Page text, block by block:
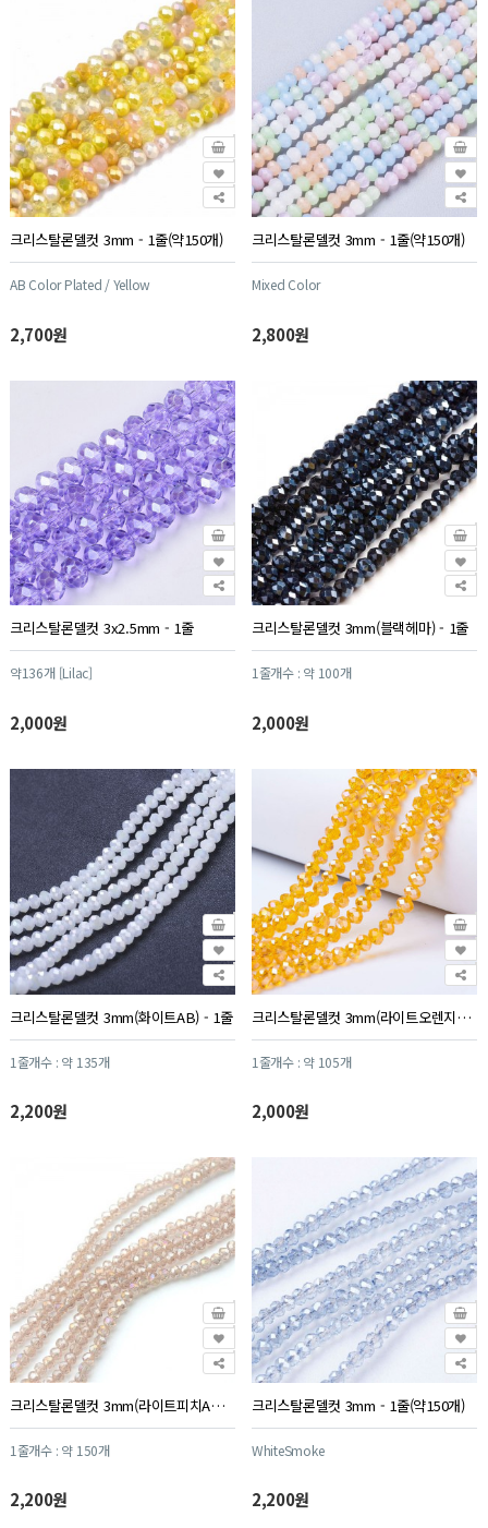
크리스탈론델컷 3mm - 1줄(약150개)
AB Color Plated / Yellow
2,700원
크리스탈론델컷 3mm - 1줄(약150개)
Mixed Color
2,800원
크리스탈론델컷 3x2.5mm - 1줄
약136개 [Lilac]
2,000원
크리스탈론델컷 3mm(블랙헤마) - 1줄
1줄개수 : 약 100개
2,000원
크리스탈론델컷 3mm(화이트AB) - 1줄
1줄개수 : 약 135개
2,200원
크리스탈론델컷 3mm(라이트오렌지AB) - 1줄
1줄개수 : 약 105개
2,000원
크리스탈론델컷 3mm(라이트피치AB) - 1줄
1줄개수 : 약 150개
2,200원
크리스탈론델컷 3mm - 1줄(약150개)
WhiteSmoke
2,200원